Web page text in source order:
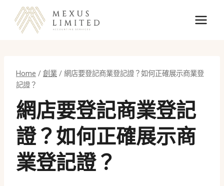
content
Home / 創業 / 網店要登記商業登記證？如何正確展示商業登
記證？
網店要登記商業登記
證？如何正確展示商
業登記證？